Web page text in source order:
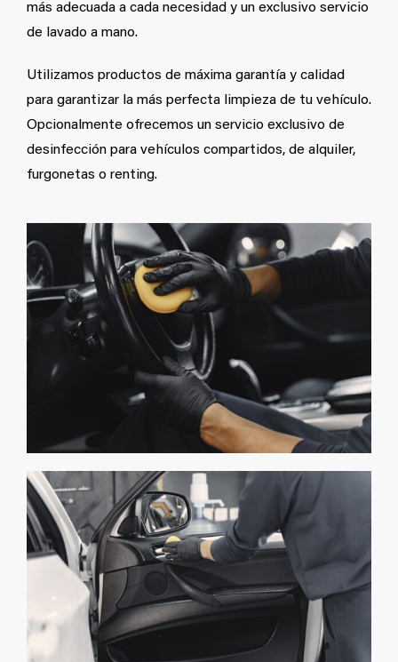
más adecuada a cada necesidad y un exclusivo servicio
de lavado a mano.
Utilizamos productos de máxima garantía y calidad
para garantizar la más perfecta limpieza de tu vehículo.
Opcionalmente ofrecemos un servicio exclusivo de
desinfección para vehículos compartidos, de alquiler,
furgonetas o renting.